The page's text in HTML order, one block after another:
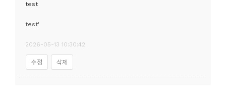
test
test'
2026-05-13 10:30:42
수정 삭제